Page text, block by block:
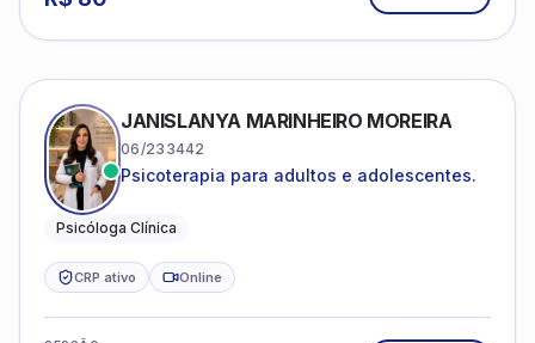
JANISLANYA MARINHEIRO MOREIRA
06/233442
Psicoterapia para adultos e adolescentes.
Psicóloga Clínica
CRP ativo Online